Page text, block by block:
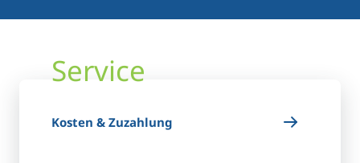
Service
Kosten & Zuzahlung